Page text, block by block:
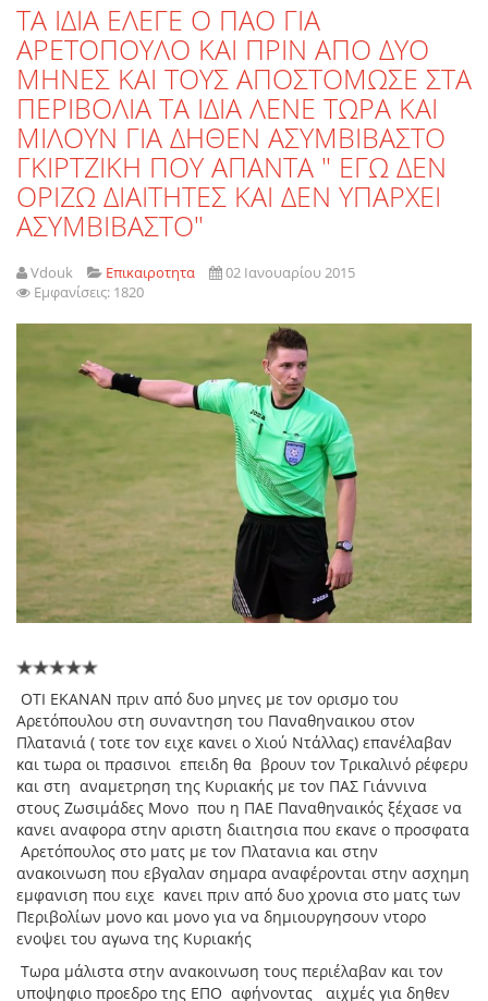
TA IΔΙΑ ΕΛΕΓΕ Ο ΠΑΟ ΓΙΑ
ΑΡΕΤΟΠΟΥΛΟ ΚΑΙ ΠΡΙΝ ΑΠΟ ΔΥΟ
ΜΗΝΕΣ ΚΑΙ ΤΟΥΣ ΑΠΟΣΤΟΜΩΣΕ ΣΤΑ
ΠΕΡΙΒΟΛΙΑ ΤΑ ΙΔΙΑ ΛΕΝΕ ΤΩΡΑ ΚΑΙ
ΜΙΛΟΥΝ ΓΙΑ ΔΗΘΕΝ ΑΣΥΜΒΙΒΑΣΤΟ
ΓΚΙΡΤΖΙΚΗ ΠΟΥ ΑΠΑΝΤΑ " ΕΓΩ ΔΕΝ
ΟΡΙΖΩ ΔΙΑΙΤΗΤΕΣ ΚΑΙ ΔΕΝ ΥΠΑΡΧΕΙ
ΑΣΥΜΒΙΒΑΣΤΟ"
Vdouk Επικαιροτητα
02 Ιανουαρίου 2015
Εμφανίσεις: 1820
OΤΙ ΕΚΑΝΑΝ πριν από δυο μηνες με τον ορισμο του
Αρετόπουλου στη συναντηση του Παναθηναικου στον
Πλατανιά ( τοτε τον ειχε κανει ο Χιού Ντάλλας) επανέλαβαν
και τωρα οι πρασινοι επειδη θα βρουν τον Τρικαλινό ρέφερυ
και στη αναμετρηση της Κυριακής με τον ΠΑΣ Γιάννινα
στους Ζωσιμάδες Μονο που η ΠΑΕ Παναθηναικός ξέχασε να
κανει αναφορα στην αριστη διαιτησια που εκανε ο προσφατα
Αρετόπουλος στο ματς με τον Πλατανια και στην
ανακοινωση που εβγαλαν σημαρα αναφέρονται στην ασχημη
εμφανιση που ειχε κανει πριν από δυο χρονια στο ματς των
Περιβολίων μονο και μονο για να δημιουργησουν ντορο
ενοψει του αγωνα της Κυριακής
Τωρα μάλιστα στην ανακοινωση τους περιέλαβαν και τον
υποψηφιο προεδρο της ΕΠΟ αφήνοντας αιχμές για δηθεν